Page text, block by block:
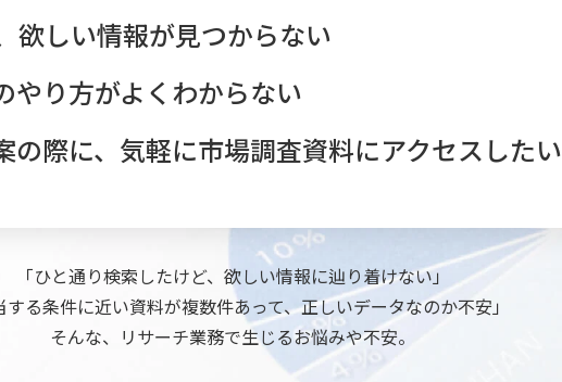
欲しい情報が見つからない
やり方がよくわからない
の際に、気軽に市場調査資料にアクセスしたい
「ひと通り検索したけど、欲しい情報に辿り着けない」
する条件に近い資料が複数件あって、正しいデータなのか不安」
そんな、リサーチ業務で生じるお悩みや不安。